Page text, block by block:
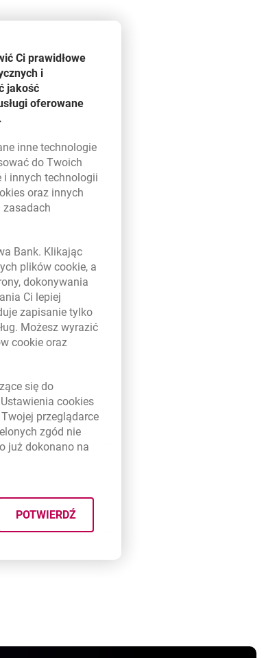
do Autoryzacji
Ci prawidłowe
i
jakość
oferowane
inne technologie
do Twoich
i innych technologii
oraz innych
zasadach
oknie
Bank. Klikając
plikówcookie, a
dokonywania
Ci lepiej
zapisanie tylko
Możesz wyrazić
cookie oraz
się w nowym oknie
się do
Ustawieniacookies
przeglądarce
zgód nie
już dokonano na
POTWIERDŹ